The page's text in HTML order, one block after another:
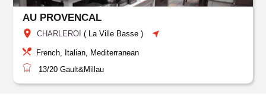
AU PROVENCAL
CHARLEROI ( La Ville Basse )
French, Italian, Mediterranean
13/20 Gault&Millau